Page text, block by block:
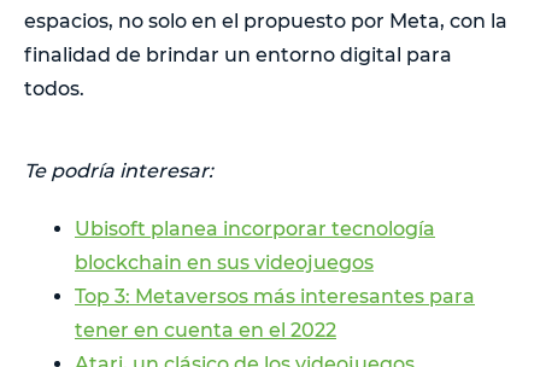
espacios, no solo en el propuesto por Meta, con la
finalidad de brindar un entorno digital para
todos.
Te podría interesar:
Ubisoft planea incorporar tecnología
blockchain en sus videojuegos
Top 3: Metaversos más interesantes para
tener en cuenta en el 2022